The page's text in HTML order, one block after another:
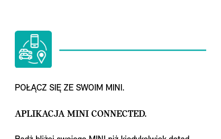
POŁĄCZ SIĘ ZE SWOIM MINI.
APLIKACJA MINI CONNECTED.